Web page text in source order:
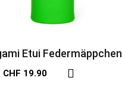
Etui Federmäppchen
CHF 19.90